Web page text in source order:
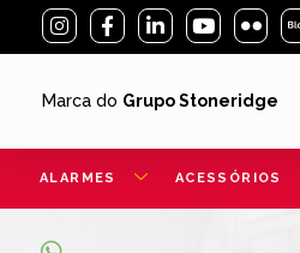
Marca do Grupo Stoneridge
ALARMES ACESSÓRIOS